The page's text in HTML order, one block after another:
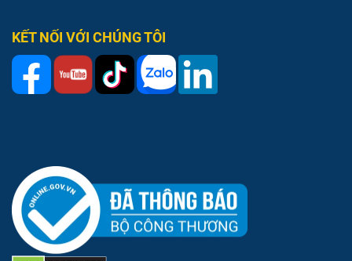
KẾT NỐI VỚI CHÚNG TÔI